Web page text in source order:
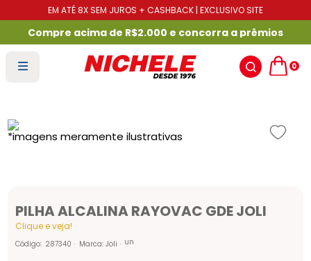
EM ATÉ 8X SEM JUROS + CASHBACK | EXCLUSIVO SITE
Compre acima de R$2.000 e concorra a prêmios
0
PILHA ALCALINA RAYOVAC GDE JOLI
Clique e veja!
Código: 287340 Marca:Joli un